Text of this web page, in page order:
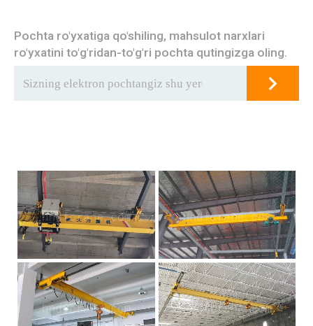
Pochta ro'yxatiga qo'shiling, mahsulot narxlari
ro'yxatini to'g'ridan-to'g'ri pochta qutingizga oling.